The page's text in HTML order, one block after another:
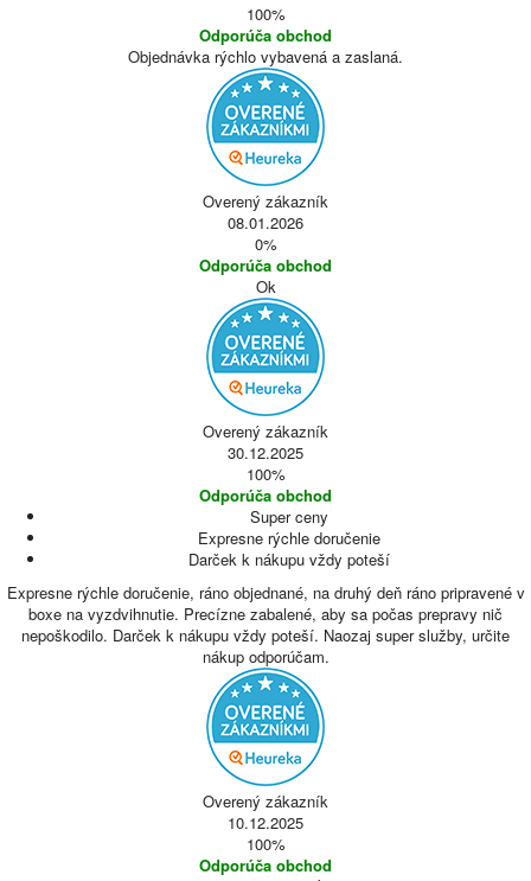
100%
Odporúča obchod
Objednávka rýchlo vybavená a zaslaná.
Overený zákazník
08.01.2026
0%
Odporúča obchod
Ok
Overený zákazník
30.12.2025
100%
Odporúča obchod
Super ceny
Expresne rýchle doručenie
Darček k nákupu vždy poteší
Expresne rýchle doručenie, ráno objednané, na druhý deň ráno pripravené v
boxe na vyzdvihnutie. Precízne zabalené, aby sa počas prepravy nič
nepoškodilo. Darček k nákupu vždy poteší. Naozaj super služby, určite
nákup odporúčam.
Overený zákazník
10.12.2025
100%
Odporúča obchod